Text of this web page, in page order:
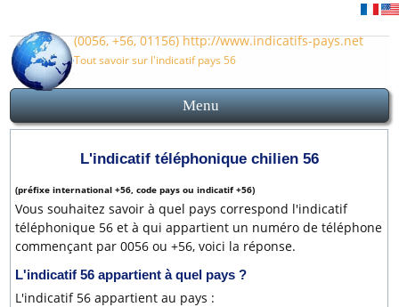
(0056, +56, 01156) http://www.indicatifs-pays.net
Tout savoir sur l'indicatif pays 56
Menu
Indicatif pays 56
L'indicatif téléphonique chilien 56
(préfixe international +56, code pays ou indicatif +56)
Vous souhaitez savoir à quel pays correspond l'indicatif
téléphonique 56 et à qui appartient un numéro de téléphone
commençant par 0056 ou +56, voici la réponse.
L'indicatif56 appartient à quel pays ?
L'indicatif 56 appartient au pays :